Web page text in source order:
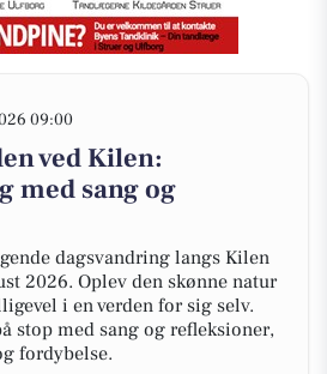
09:00
ved Kilen:
med sang og
dagsvandring langs Kilen
2026. Oplev den skønne natur
i en verden for sig selv.
stop med sang og refleksioner,
fordybelse.